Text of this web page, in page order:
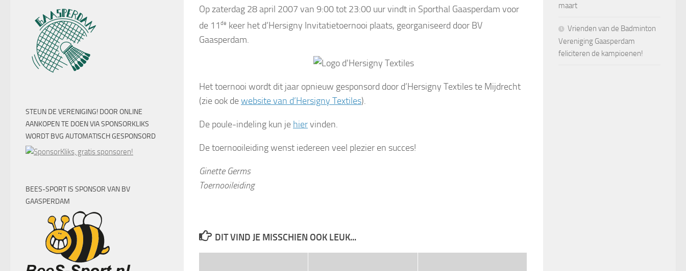
Op zaterdag 28 april 2007 van 9:00 tot 23:00 uur vindt in Sporthal Gaasperdam voor
de 11 de keer het d’Hersigny Invitatietoernooi plaats, georganiseerd door BV
Gaasperdam.
Het toernooi wordt dit jaar opnieuw gesponsord door d’Hersigny Textiles te Mijdrecht
(zie ook dewebsite van d’Hersigny Textiles).
De poule-indeling kun je hiervinden.
De toernooileiding wenst iedereen veel plezier en succes!
Ginette Germs
Toernooileiding
DIT VIND JE MISSCHIEN OOK LEUK...
STEUN DE VERENIGING! DOOR ONLINE
AANKOPEN TE DOEN VIA SPONSORKLIKS
WORDT BVG AUTOMATISCH GESPONSORD
BEES-SPORT IS SPONSOR VAN BV
GAASPERDAM
maart
Vrienden van de Badminton
Vereniging Gaasperdam
feliciteren de kampioenen!